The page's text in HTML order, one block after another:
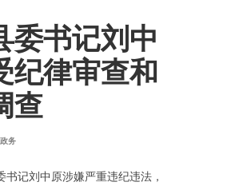
委书记刘中
纪律审查和
查
政务
书记刘中原涉嫌严重违纪违法，